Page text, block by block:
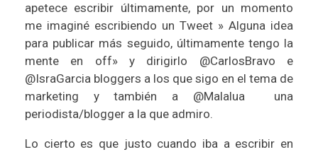
apetece escribir últimamente, por un momento
me imaginé escribiendo un Tweet » Alguna idea
para publicar más seguido, últimamente tengo la
mente en off» y dirigirlo @CarlosBravo e
@IsraGarcia bloggers a los que sigo en el tema de
marketing y también a @Malaluauna
periodista/blogger a la que admiro.
Lo cierto es que justo cuando iba a escribir en